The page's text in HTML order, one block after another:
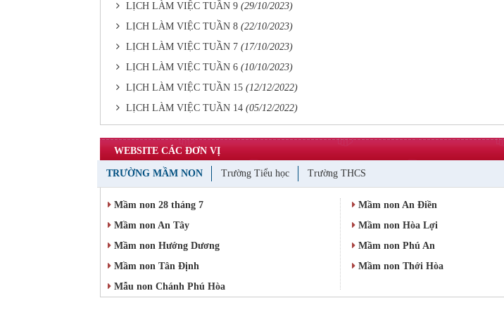
LỊCH LÀM VIỆC TUẦN 9 (29/10/2023)
LỊCH LÀM VIỆC TUẦN 8 (22/10/2023)
LỊCH LÀM VIỆC TUẦN 7 (17/10/2023)
LỊCH LÀM VIỆC TUẦN 6 (10/10/2023)
LỊCH LÀM VIỆC TUẦN 15 (12/12/2022)
LỊCH LÀM VIỆC TUẦN 14 (05/12/2022)
WEBSITE CÁC ĐƠN VỊ
TRƯỜNG MẦM NON Trường Tiểu học Trường THCS
Mầm non 28 tháng 7
Mầm non An Điền
Mầm non An Tây
Mầm non Hòa Lợi
Mầm non Hướng Dương
Mầm non Phú An
Mầm non Tân Định
Mầm non Thới Hòa
Mẫu non Chánh Phú Hòa